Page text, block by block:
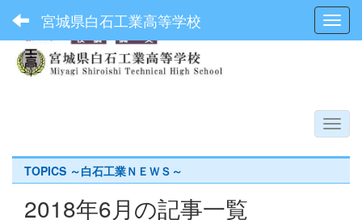
宮城県白石工業高等学校
TOPICS ～白石工業ＮＥＷＳ～
2018年6月の記事一覧